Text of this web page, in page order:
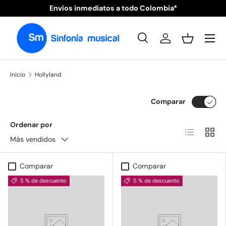
Ir al contenido
Envíos inmediatos a todo Colombia*
Buscar
Tipo de producto
BuscarIniciar sesión
Cesta
Menú
Inicio Hollyland
Ordenar por
Más vendidos
Comparar
Lista
Comparar
5 % de descuento
Comparar
5 % de descuento